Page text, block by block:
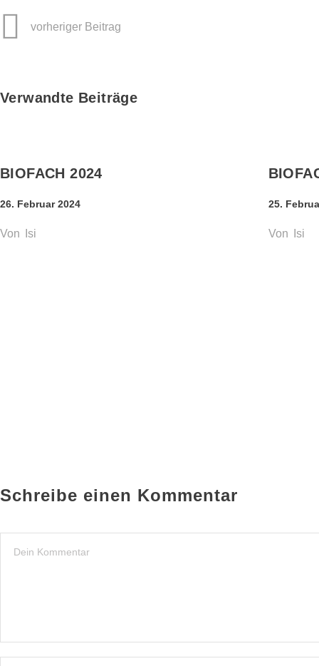
vorheriger Beitrag
Verwandte Beiträge
BIOFACH 2024
26. Februar 2024
Von Isi
25.
Von Isi
Schreibe einen Kommentar